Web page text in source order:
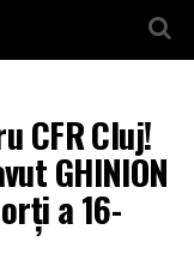
CFR Cluj!
GHINION
a 16-